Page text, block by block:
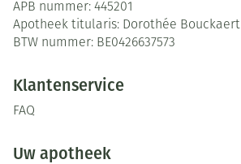
APB nummer: 445201
Apotheek titularis: Dorothée Bouckaert
BTW nummer: BE0426637573
Klantenservice
FAQ
Uw apotheek